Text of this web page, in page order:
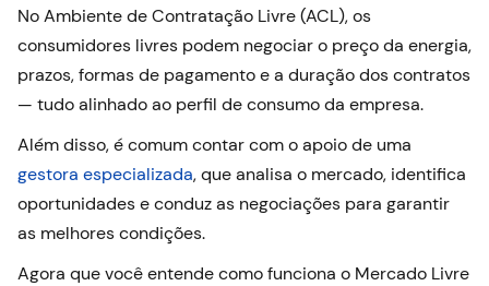
No Ambiente de Contratação Livre (ACL), os
consumidores livres podem negociar o preço da energia,
prazos, formas de pagamento e a duração dos contratos
— tudo alinhado ao perfil de consumo da empresa.
Além disso, é comum contar com o apoio de uma
gestora especializada, que analisa o mercado, identifica
oportunidades e conduz as negociações para garantir
as melhores condições.
Agora que você entende como funciona o Mercado Livre